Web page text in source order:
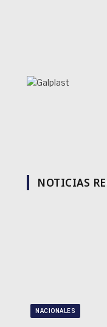
NOTICIAS
NACIONALES